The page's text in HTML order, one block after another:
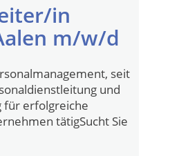
in
m/w/d
seit
und
für erfolgreiche
tätigSucht Sie